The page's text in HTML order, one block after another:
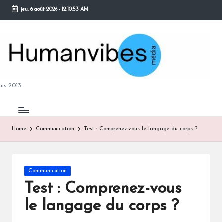
Skip
content
jeu. 6 août 2026- 12:10:54 AM
2013
Home Communication Test : Comprenez-vous le langage du corps ?
Posted
in
Communication
Test : Comprenez-vous
le langage du corps ?